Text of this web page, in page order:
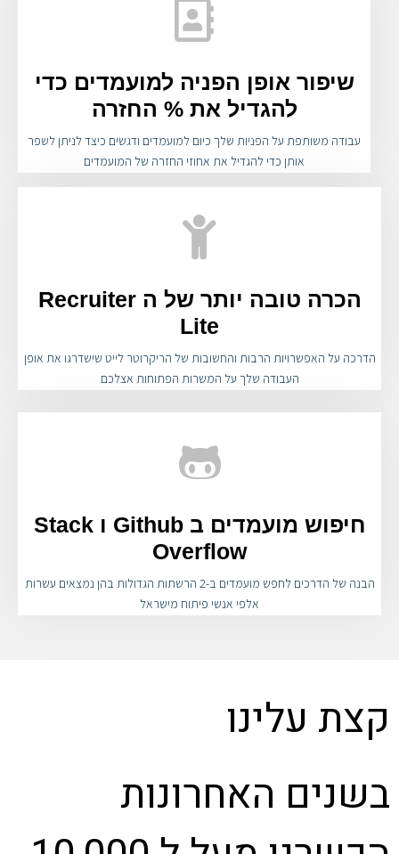
שיפור אופן הפניה למועמדים כדי
להגדיל את % החזרה
עבודה משותפת על הפניות שלך כיום למועמדים ודגשים כיצד לניתן לשפר
אותן כדי להגדיל את אחוזי החזרה של המועמדים
הכרה טובה יותר של ה Recruiter
Lite
הדרכה על האפשרויות הרבות והחשובות של הריקרוטר לייט שישדרגו את אופן
העבודה שלך על המשרות הפתוחות אצלכם
חיפוש מועמדים ב Github ו Stack
Overflow
הבנה של הדרכים לחפש מועמדים ב-2 הרשתות הגדולות בהן נמצאים עשרות
אלפי אנשי פיתוח מישראל
קצת עלינו
בשנים האחרונות